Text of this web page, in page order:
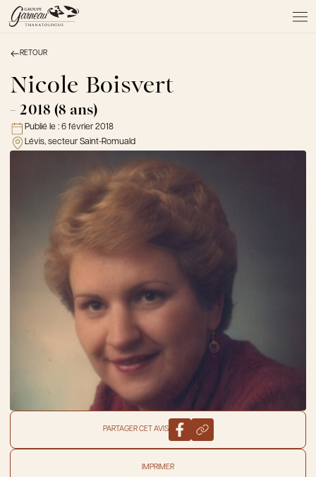
À PROPOS
NOS SERVICES
NOS PRODUITS
NOTRE ÉQUIPE
NOS SALONS
AVIS DE DÉCÈS
Emplois
RETOUR
Nicole Boisvert
- 2018 (8 ans)
Publié le : 6 février 2018
Lévis, secteur Saint-Romuald
PARTAGER CET AVIS
IMPRIMER